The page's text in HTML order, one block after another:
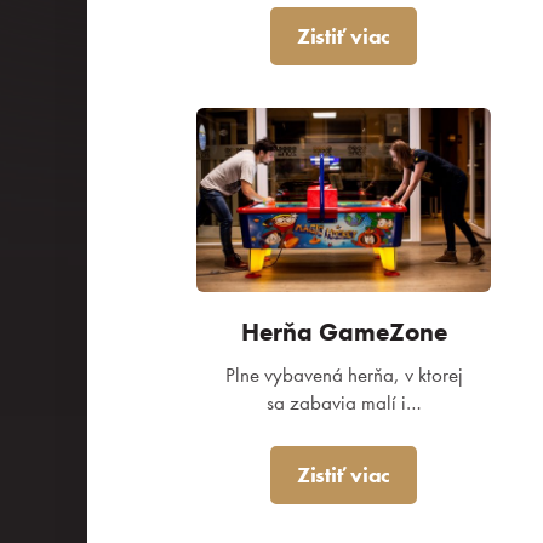
Priestory & služby
Gastronómia
Aquapark & Spa
Zistiť viac
Herňa GameZone
Plne vybavená herňa, v ktorej
sa zabavia malí i…
Zistiť viac